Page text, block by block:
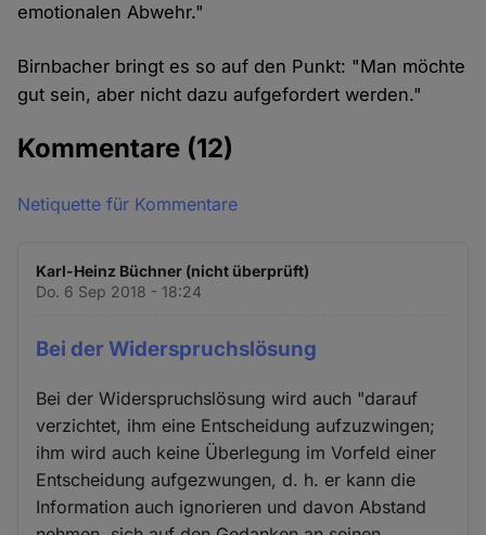
emotionalen Abwehr."
Birnbacher bringt es so auf den Punkt: "Man möchte
gut sein, aber nicht dazu aufgefordert werden."
Kommentare (12)
Netiquette für Kommentare
Karl-Heinz Büchner (nicht überprüft)
Do. 6 Sep 2018 - 18:24
Bei der Widerspruchslösung
Bei der Widerspruchslösung wird auch "darauf
verzichtet, ihm eine Entscheidung aufzuzwingen;
ihm wird auch keine Überlegung im Vorfeld einer
Entscheidung aufgezwungen, d. h. er kann die
Information auch ignorieren und davon Abstand